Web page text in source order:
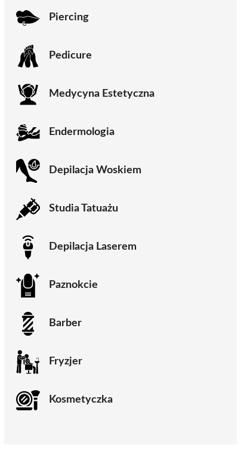
Piercing
Pedicure
Medycyna Estetyczna
Endermologia
Depilacja Woskiem
Studia Tatuażu
Depilacja Laserem
Paznokcie
Barber
Fryzjer
Kosmetyczka